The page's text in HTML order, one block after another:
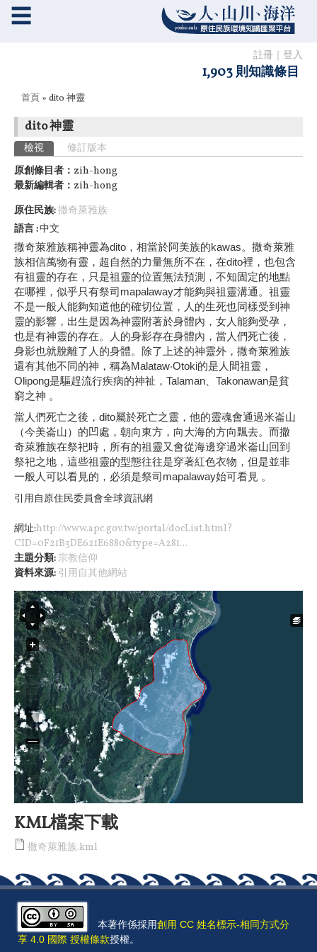
註冊 登入
1,903 則知識條目
☰
您在這裡
首頁 » dito 神靈
dito 神靈
主要索引標籤
檢視 (作用中頁籤)
修訂版本
原創條目者： zih-hong
最新編輯者： zih-hong
原住民族:撒奇萊雅族
語言 中文
撒奇萊雅族稱神靈為dito，相當於阿美族的kawas。撒奇萊雅
族相信萬物有靈，超自然的力量無所不在，在dito裡，也包含
有祖靈的存在，只是祖靈的位置無法預測，不知固定的地點
在哪裡，似乎只有祭司mapalaway才能夠與祖靈溝通。祖靈
不是一般人能夠知道他的確切位置，人的生死也同樣受到神
靈的影響，出生是因為神靈附著於身體內，女人能夠受孕，
也是有神靈的存在。人的身影存在身體內，當人們死亡後，
身影也就脫離了人的身體。除了上述的神靈外，撒奇萊雅族
還有其他不同的神，稱為Malataw‧Otoki的是人間祖靈，
Olipong是驅趕流行疾病的神祉，Talaman、Takonawan是貧
窮之神 。
當人們死亡之後，dito屬於死亡之靈，他的靈魂會通過米崙山
（今美崙山）的凹處，朝向東方，向大海的方向飄去。而撒
奇萊雅族在祭祀時，所有的祖靈又會從海邊穿過米崙山回到
祭祀之地，這些祖靈的型態往往是穿著紅色衣物，但是並非
一般人可以看見的，必須是祭司mapalaway始可看見 。
引用自原住民委員會全球資訊網
網址:http://www.apc.gov.tw/portal/docList.html?
CID=0F21B3DE621E6880&type=A281...
主題分類: 宗教信仰
資料來源: 引用自其他網站
KML檔案下載
撒奇萊雅族.kml
本著作係採用創用 CC 姓名標示-相同方式分
享 4.0 國際 授權條款授權。